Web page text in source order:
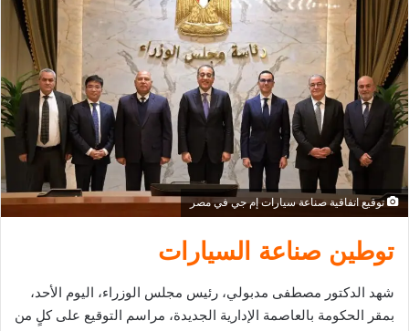
ل
ي
د
ا
إ
ك
ت
ي
ا
توقيع اتفاقية صناعة سيارات إم جي في مصر
توطين صناعة السيارات
شهد الدكتور مصطفى مدبولي، رئيس مجلس الوزراء، اليوم الأحد،
بمقر الحكومة بالعاصمة الإدارية الجديدة، مراسم التوقيع على كلٍ من